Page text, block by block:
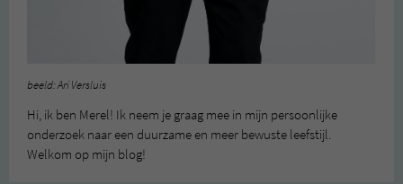
beeld: Ari Versluis
Hi, ik ben Merel! Ik neem je graag mee in mijn persoonlijke
onderzoek naar een duurzame en meer bewuste leefstijl.
Welkom op mijn blog!